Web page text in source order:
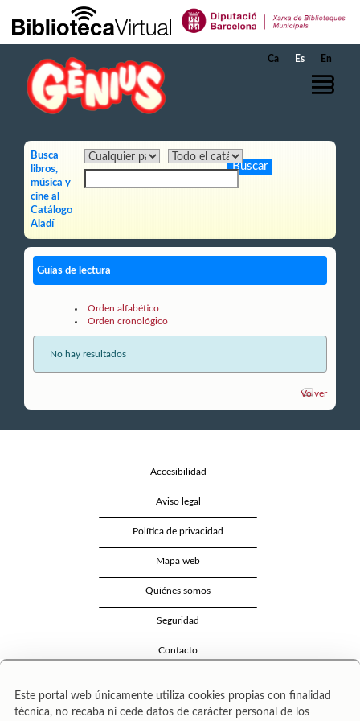
Saltar al contenido principal
Ca Es En
Busca
libros,
música y
cine al
Catálogo
Aladí
Guías de lectura
Orden alfabético
Orden cronológico
No hay resultados
Volver
Accesibilidad
Aviso legal
Política de privacidad
Mapa web
Quiénes somos
Seguridad
Contacto
Este portal web únicamente utiliza cookies propias con finalidad
técnica, no recaba ni cede datos de carácter personal de los